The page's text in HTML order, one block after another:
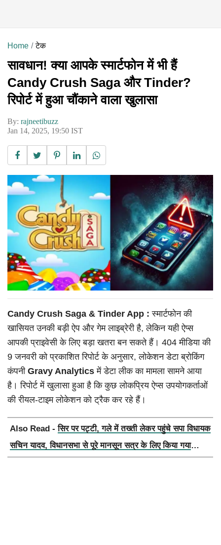
Home टेक
सावधान! क्या आपके स्मार्टफोन में भी हैं
Candy Crush Saga और Tinder?
रिपोर्ट में हुआ चौंकाने वाला खुलासा
By: rajneetibuzz
Jan 14, 2025, 19:50 IST
Candy Crush Saga & Tinder App :स्मार्टफोन की
खासियत उनकी बड़ी ऐप और गेम लाइब्रेरी है, लेकिन यही ऐप्स
आपकी प्राइवेसी के लिए बड़ा खतरा बन सकते हैं। 404 मीडिया की
9 जनवरी को प्रकाशित रिपोर्ट के अनुसार, लोकेशन डेटा ब्रोकिंग
कंपनी Gravy Analytics में डेटा लीक का मामला सामने आया
है। रिपोर्ट में खुलासा हुआ है कि कुछ लोकप्रिय ऐप्स उपयोगकर्ताओं
की रीयल-टाइम लोकेशन को ट्रैक कर रहे हैं।
Also Read -सिर पर पट्टी, गले में तख्ती लेकर पहुंचे सपा विधायक
सचिन यादव, विधानसभा से पूरे मानसून सत्र के लिए किया गया